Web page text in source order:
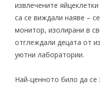
извлечените
са се виждали наяве –
монитор, изолирани в
отглеждали децата от
уютни лаборатории.
Най-ценното било да се